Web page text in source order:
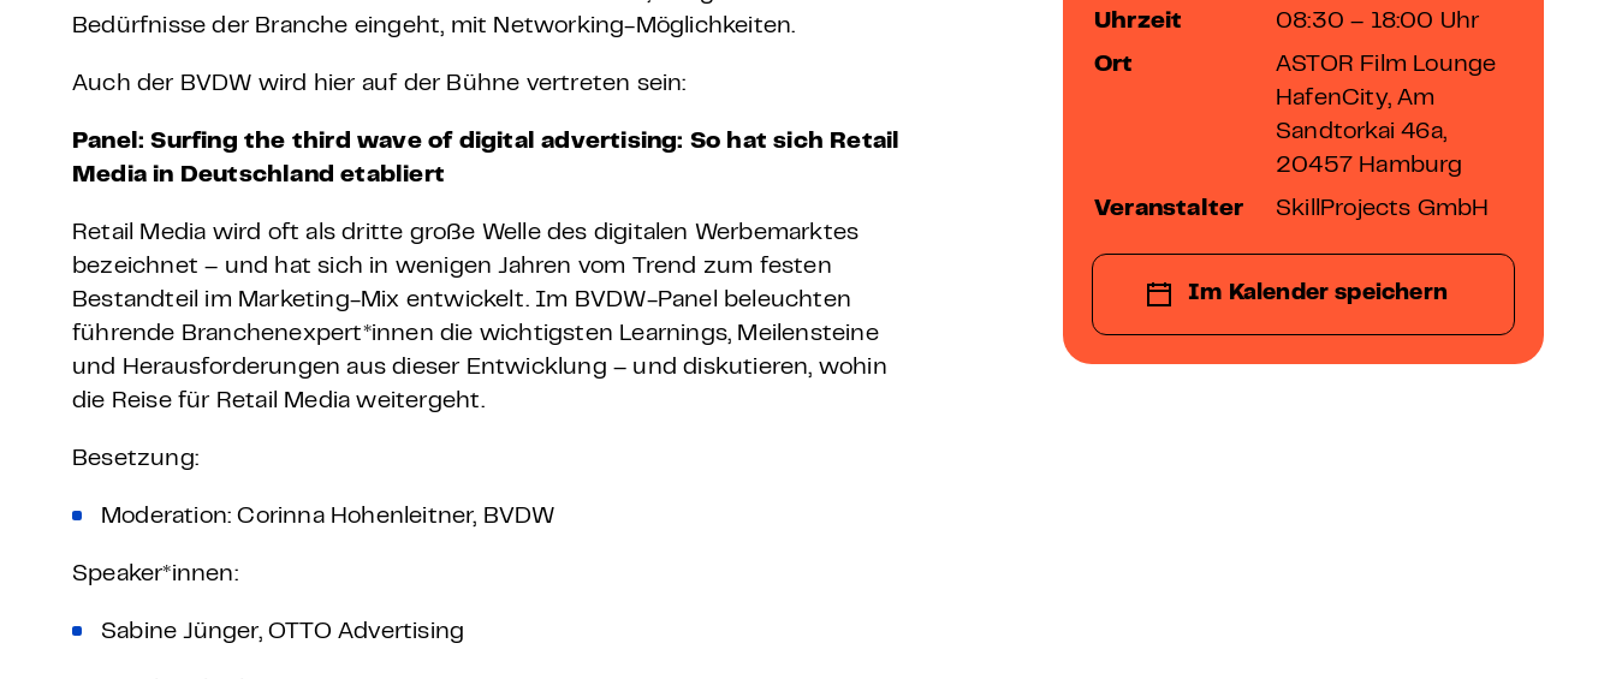
Product Design Bootcamp
Product Management Bootcamp
Bedürfnisse der Branche eingeht, mit Networking-Möglichkeiten.
Auch der BVDW wird hier auf der Bühne vertreten sein:
Panel: Surfing the third wave of digital advertising: So hat sich Retail
Media in Deutschland etabliert
Retail Media wird oft als dritte große Welle des digitalen Werbemarktes
bezeichnet – und hat sich in wenigen Jahren vom Trend zum festen
Bestandteil im Marketing-Mix entwickelt. Im BVDW-Panel beleuchten
führende Branchenexpert*innen die wichtigsten Learnings, Meilensteine
und Herausforderungen aus dieser Entwicklung – und diskutieren, wohin
die Reise für Retail Media weitergeht.
Besetzung:
Moderation: Corinna Hohenleitner, BVDW
Speaker*innen:
Sabine Jünger, OTTO Advertising
Uhrzeit 08:30 – 18:00 Uhr
Ort
ASTOR Film Lounge
HafenCity, Am
Sandtorkai 46a,
20457 Hamburg
Veranstalter SkillProjects GmbH
Im Kalender speichern